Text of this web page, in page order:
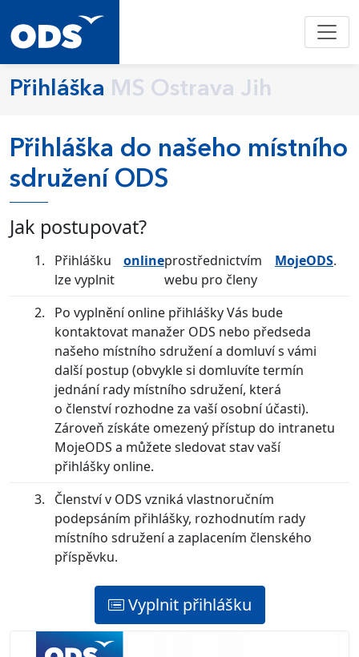
Přihláška MS Ostrava Jih
Přihláška do našeho místního
sdružení ODS
Jak postupovat?
Přihlášku
lze vyplnit
onlineprostřednictvím
webu pro členy
MojeODS.
Po vyplnění online přihlášky Vás bude
kontaktovat manažer ODS nebo předseda
našeho místního sdružení a domluví s vámi
další postup (obvykle si domluvíte termín
jednání rady místního sdružení, která
o členství rozhodne za vaší osobní účasti).
Zároveň získáte omezený přístup do intranetu
MojeODS a můžete sledovat stav vaší
přihlášky online.
Členství v ODS vzniká vlastnoručním
podepsáním přihlášky, rozhodnutím rady
místního sdružení a zaplacením členského
příspěvku.
Vyplnit přihlášku